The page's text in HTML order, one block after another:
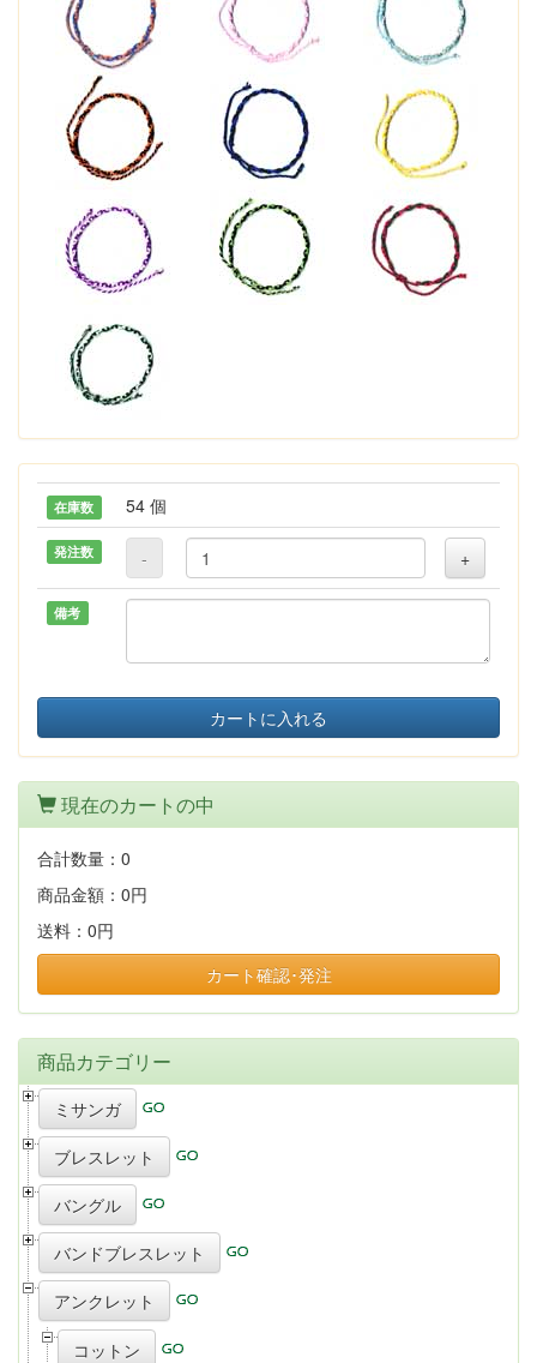
在庫数 54 個
発注数 - +
備考
カートに入れる
現在のカートの中
合計数量： 0
商品金額： 0円
送料： 0円
カート確認･発注
商品カテゴリー
ミサンガ
ブレスレット
バングル
バンドブレスレット
アンクレット
コットン